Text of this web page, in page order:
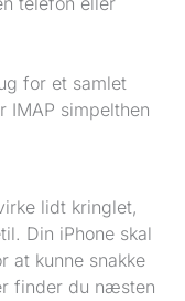
for et samlet
IMAP simpelthen
lidt kringlet,
Din iPhone skal
at kunne snakke
finder du næsten